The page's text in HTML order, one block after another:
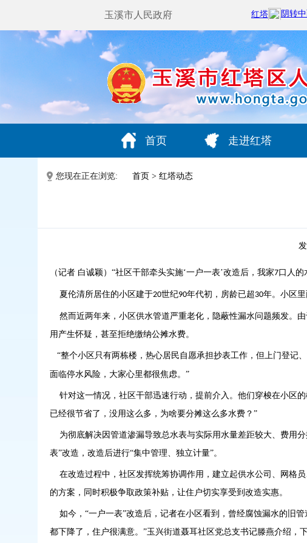
玉溪市人民政府
首页 走进红塔
您现在正在浏览: 首页 > 红塔动态
（记者 白诚颖） “社区干部牵头实施‘一户一表’改造后，我家7口人的
夏伦清所居住的小区建于20世纪90年代初，房龄已超30年。小区
然而近两年来，小区供水管道严重老化，隐蔽性漏水问题频发。
用产生怀疑，甚至拒绝缴纳公摊水费。
“整个小区只有两栋楼，热心居民自愿承担抄表工作，但上门登记
面临停水风险，大家心里都很焦虑。”
针对这一情况，社区干部迅速行动，提前介入。他们穿梭在小区
已经很节省了，没用这么多，为啥要分摊这么多水费？”
为彻底解决因管道渗漏导致总水表与实际用水量差距较大、费用
表”改造，改造后进行“集中管理、独立计量”。
在改造过程中，社区发挥统筹协调作用，建立起供水公司、网格
的方案，同时积极争取政策补贴，让住户切实享受到改造实惠。
如今， “一户一表”改造后，记者在小区看到，曾经腐蚀漏水的旧
都下降了，住户很满意。”玉兴街道聂耳社区党总支书记滕燕介绍，